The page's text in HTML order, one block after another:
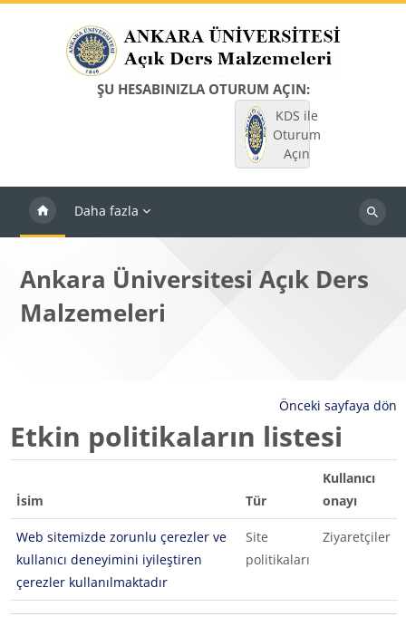
ŞU HESABINIZLA OTURUM AÇIN:
KDS ile
Oturum
Açın
Daha fazla
Dersleri
Ankara Üniversitesi Açık Ders
Malzemeleri
Önceki sayfaya dön
Etkin politikaların listesi
İsim Tür
Kullanıcı
onayı
Web sitemizde zorunlu çerezler ve
kullanıcı deneyimini iyileştiren
çerezler kullanılmaktadır
Site
politikaları
Ziyaretçiler